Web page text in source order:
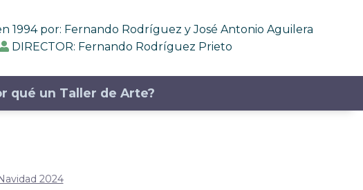
1994 por: Fernando Rodríguez y José Antonio Aguilera
DIRECTOR: Fernando Rodríguez Prieto
qué un Taller de Arte?
2024